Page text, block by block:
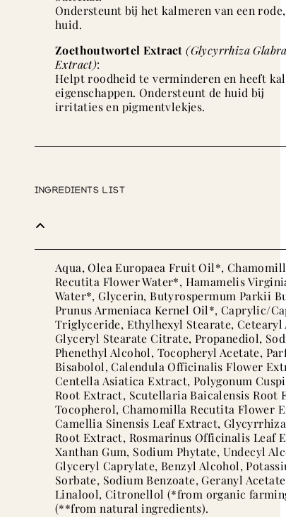
Ondersteunt bij het kalmeren van een
huid.
Zoethoutwortel Extract (Glycyrrhiza
Extract):
Helpt roodheid te verminderen en heeft
eigenschappen. Ondersteunt de huid bij
irritaties en pigmentvlekjes.
Ingredients List
Aqua, Olea Europaea Fruit Oil*,
Recutita Flower Water*, Hamamelis
Water*, Glycerin, Butyrospermum Parkii
Prunus Armeniaca Kernel Oil*, Caprylic/
Triglyceride, Ethylhexyl Stearate, Cetearyl
Glyceryl Stearate Citrate, Propanediol,
Phenethyl Alcohol, Tocopheryl Acetate,
Bisabolol, Calendula Officinalis Flower
Centella Asiatica Extract, Polygonum
Root Extract, Scutellaria Baicalensis Root
Tocopherol, Chamomilla Recutita Flower
Camellia Sinensis Leaf Extract,
Root Extract, Rosmarinus Officinalis Leaf
Xanthan Gum, Sodium Phytate, Undecyl
Glyceryl Caprylate, Benzyl Alcohol,
Sorbate, Sodium Benzoate, Geranyl
Linalool, Citronellol (*from organic
(**from natural ingredients).